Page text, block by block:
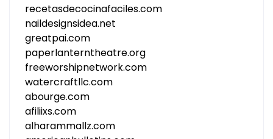
recetasdecocinafaciles.com
naildesignsidea.net
greatpai.com
paperlanterntheatre.org
freeworshipnetwork.com
watercraftllc.com
abourge.com
afiliixs.com
alharammallz.com